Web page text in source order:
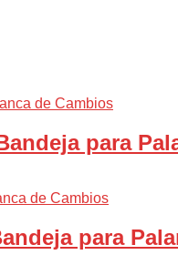
para
para